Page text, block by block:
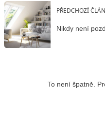
PŘEDCHOZÍ
Nikdy není
To není špatně.